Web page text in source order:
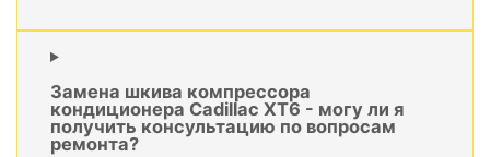
Замена шкива компрессора
кондиционера Cadillac XT6 - могу ли я
получить консультацию по вопросам
ремонта?